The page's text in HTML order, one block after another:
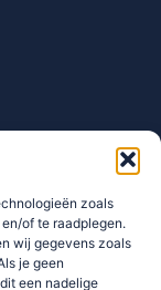
zoals
of te raadplegen.
wij gegevens zoals
je geen
een nadelige